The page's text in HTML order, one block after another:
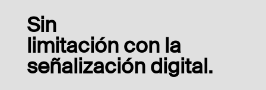
Sin
limitación con la
señalización digital.